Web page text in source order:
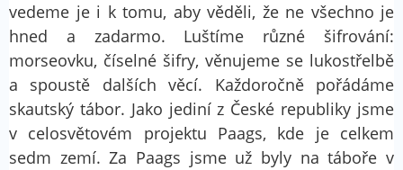
vedeme je i k tomu, aby věděli, že ne všechno je
hned a zadarmo. Luštíme různé šifrování:
morseovku, číselné šifry, věnujeme se lukostřelbě
a spoustě dalších věcí. Každoročně pořádáme
skautský tábor. Jako jediní z České republiky jsme
v celosvětovém projektu Paags, kde je celkem
sedm zemí. Za Paags jsme už byly na táboře v